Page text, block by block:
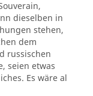
dieselben in
stehen,
dem
russischen
seien etwas
Es wäre al